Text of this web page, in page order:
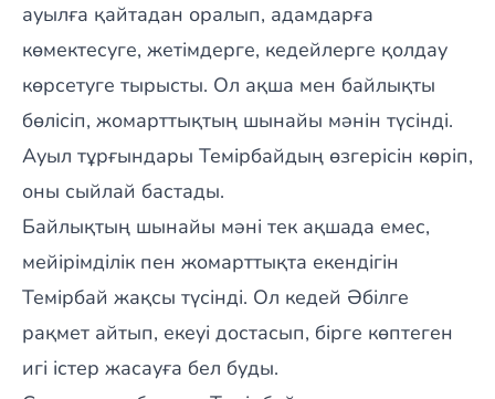
ауылға қайтадан оралып, адамдарға
көмектесуге, жетімдерге, кедейлерге қолдау
көрсетуге тырысты. Ол ақша мен байлықты
бөлісіп, жомарттықтың шынайы мәнін түсінді.
Ауыл тұрғындары Темірбайдың өзгерісін көріп,
оны сыйлай бастады.
Байлықтың шынайы мәні тек ақшада емес,
мейірімділік пен жомарттықта екендігін
Темірбай жақсы түсінді. Ол кедей Әбілге
рақмет айтып, екеуі достасып, бірге көптеген
игі істер жасауға бел буды.